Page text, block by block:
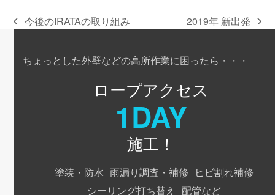
previous
今後のIRATAの取り組み
next
2019年 新出発
ちょっとした外壁などの高所作業に困ったら・・・
ロープアクセス
1DAY
施工！
塗装・防水 雨漏り調査・補修
ヒビ割れ補修
シーリング打ち替え
配管など